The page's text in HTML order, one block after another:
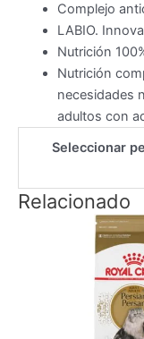
Complejo
LABIO.
Nutrición
Nutrición
necesidades
adultos con
Seleccionar
Relacionado